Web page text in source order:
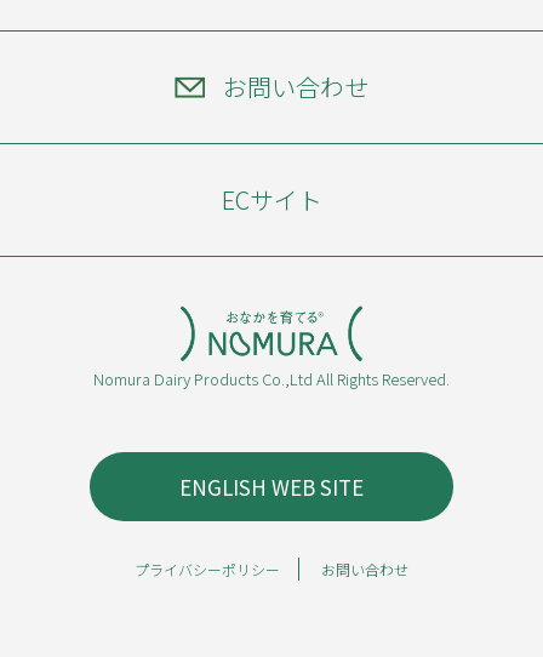
お問い合わせ
ECサイト
Nomura Dairy Products Co.,Ltd All Rights Reserved.
ENGLISH WEB SITE
プライバシーポリシー お問い合わせ